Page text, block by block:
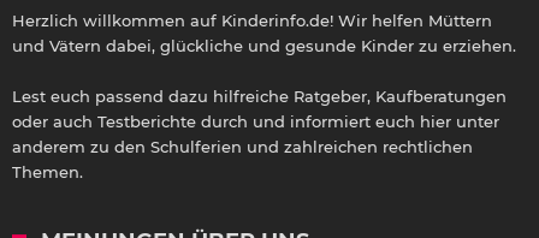
Herzlich willkommen auf Kinderinfo.de! Wir helfen Müttern
und Vätern dabei, glückliche und gesunde Kinder zu erziehen.
Lest euch passend dazu hilfreiche Ratgeber, Kaufberatungen
oder auch Testberichte durch und informiert euch hier unter
anderem zu den Schulferien und zahlreichen rechtlichen
Themen.